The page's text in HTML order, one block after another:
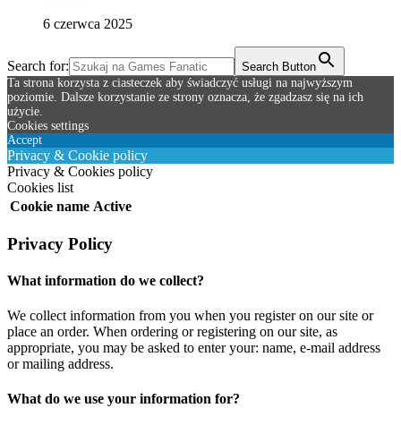
6 czerwca 2025
Search for:
Search Button
Ta strona korzysta z ciasteczek aby świadczyć usługi na najwyższym
poziomie. Dalsze korzystanie ze strony oznacza, że zgadzasz się na ich
użycie.
Cookies settings
Accept
Privacy & Cookie policy
Privacy & Cookies policy
Cookies list
Cookie name Active
Privacy Policy
What information do we collect?
We collect information from you when you register on our site or
place an order. When ordering or registering on our site, as
appropriate, you may be asked to enter your: name, e-mail address
or mailing address.
What do we use your information for?